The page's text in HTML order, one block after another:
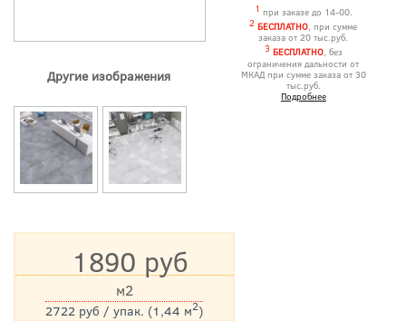
Другие изображения
1 при заказе до 14-00.
2 БЕСПЛАТНО, при сумме
заказа от 20 тыс.руб.
3 БЕСПЛАТНО, без
ограничения дальности от
МКАД при сумме заказа от 30
тыс.руб.
Подробнее
1890 руб
2722 руб / упак. (1,44 м2)
м2
*Цена указана с учетом НДС